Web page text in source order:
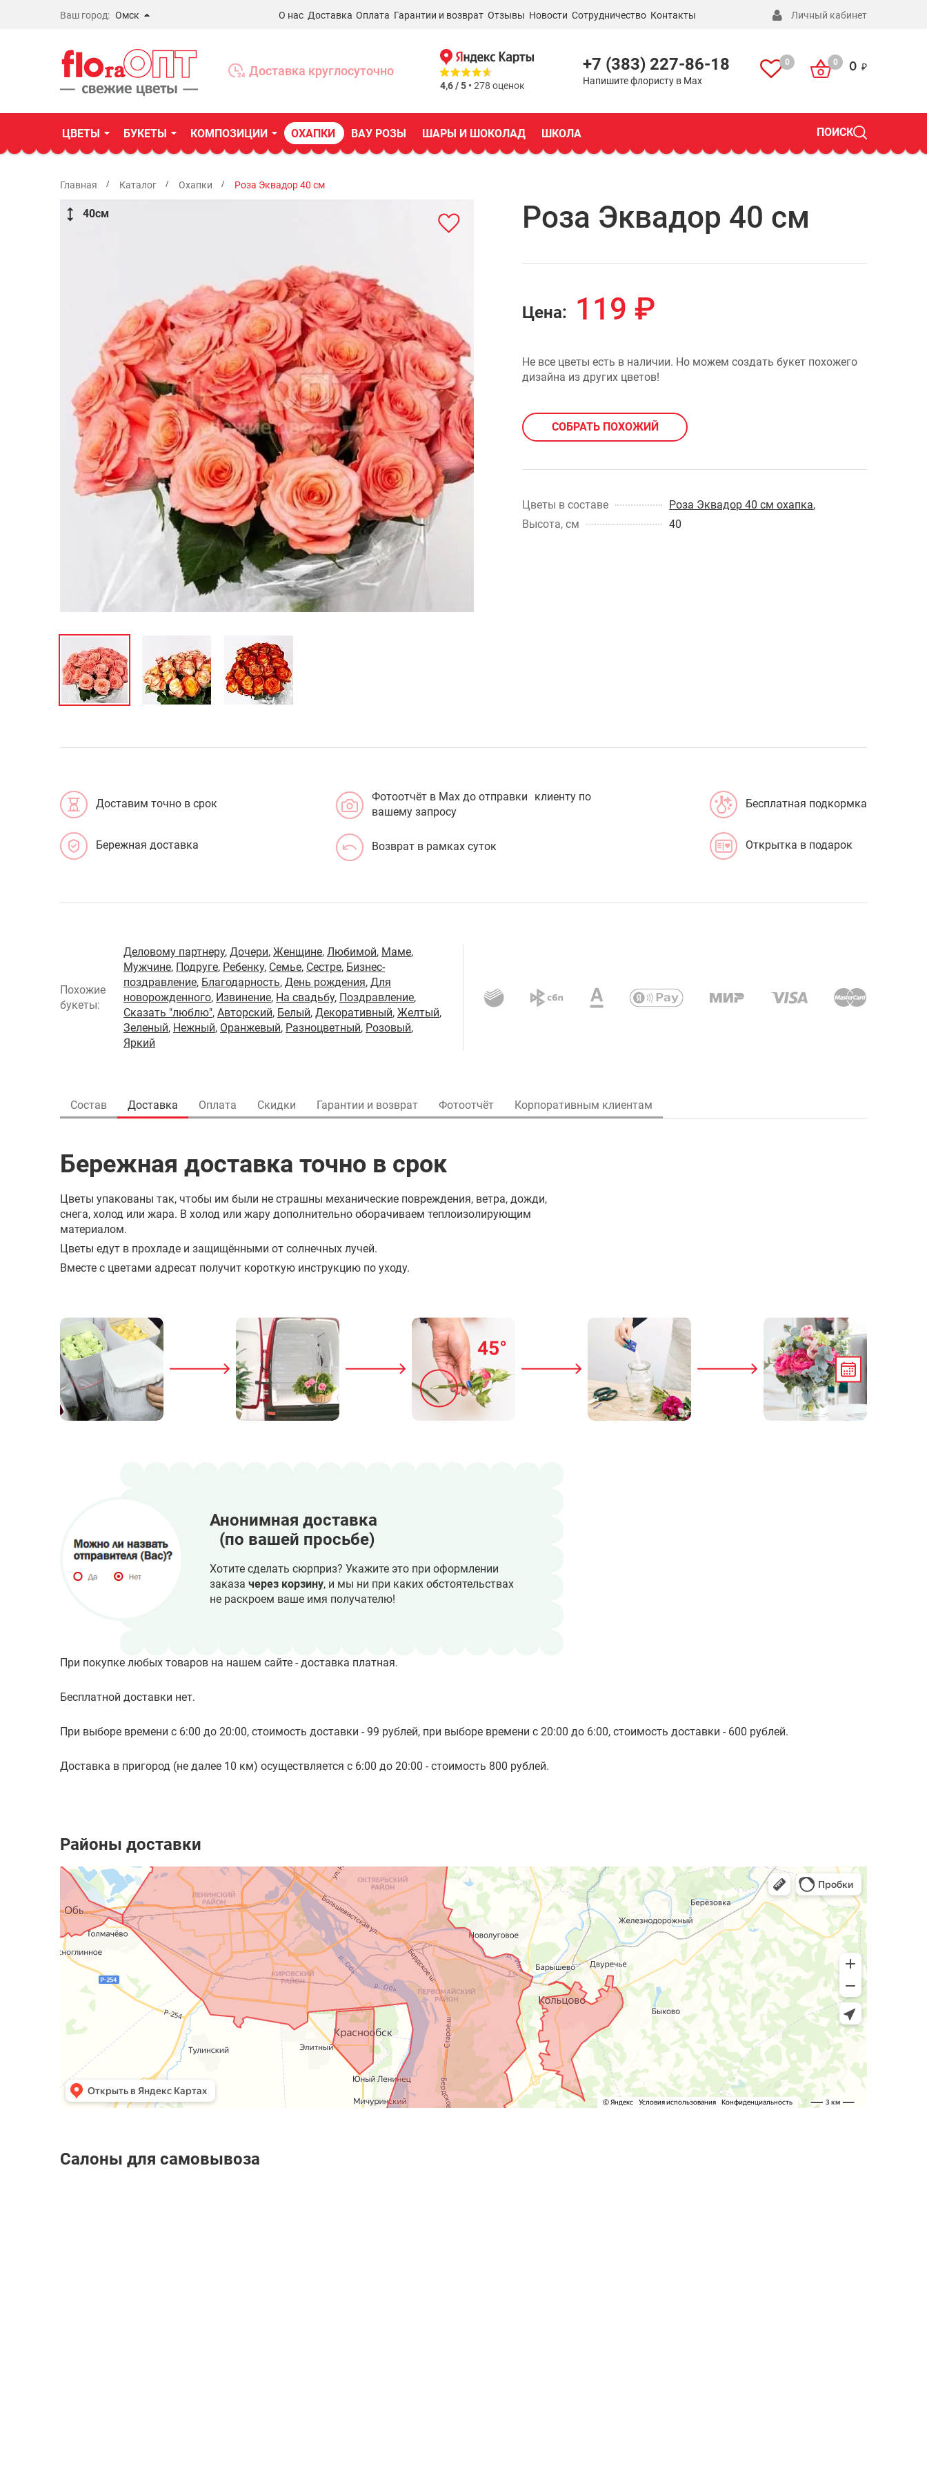
Ваш город: Омск
Бердск
О нас Доставка Оплата Гарантии и возврат Отзывы Новости Сотрудничество Контакты Личный кабинет
Доставка круглосуточно
4,6 / 5 •278 оценок
+7 (383) 227-86-18
Напишите флористу в Max
0 0 0
ЦВЕТЫ БУКЕТЫ КОМПОЗИЦИИ ОХАПКИ ВАУ РОЗЫ ШАРЫ И ШОКОЛАД ШКОЛА ПОИСК
Главная Каталог Охапки Роза Эквадор 40 см
40см Роза Эквадор 40 см
Цена: 119 ₽
Не все цветы есть в наличии. Но можем создать букет похожего
дизайна из других цветов!
СОБРАТЬ ПОХОЖИЙ
Цветы в составе Роза Эквадор 40 см охапка,
Высота, см
40
Доставим точно в срок
Бережная доставка
Фотоотчёт в Max до отправки клиенту по
вашему запросу
Возврат в рамках суток
Бесплатная подкормка
Открытка в подарок
Похожие
букеты:
Деловому партнеру, Дочери, Женщине, Любимой, Маме,
Мужчине, Подруге, Ребенку, Семье, Сестре, Бизнес-
поздравление, Благодарность, День рождения, Для
новорожденного, Извинение, На свадьбу, Поздравление,
Сказать "люблю", Авторский, Белый, Декоративный, Желтый,
Зеленый, Нежный, Оранжевый, Разноцветный, Розовый,
Яркий
Состав Доставка Оплата Скидки Гарантии и возврат Фотоотчёт Корпоративным клиентам
Бережная доставка точно в срок
Цветы упакованы так, чтобы им были не страшны механические повреждения, ветра, дожди,
снега, холод или жара. В холод или жару дополнительно оборачиваем теплоизолирующим
материалом.
Цветы едут в прохладе и защищёнными от солнечных лучей.
Вместе с цветами адресат получит короткую инструкцию по уходу.
Анонимная доставка
(по вашей просьбе)
Хотите сделать сюрприз? Укажите это при оформлении
заказа через корзину, и мы ни при каких обстоятельствах
не раскроем ваше имя получателю!
При покупке любых товаров на нашем сайте - доставка платная.
Бесплатной доставки нет.
При выборе времени с 6:00 до 20:00, стоимость доставки - 99 рублей, при выборе времени с 20:00 до 6:00, стоимость доставки - 600 рублей.
Доставка в пригород (не далее 10 км) осуществляется с 6:00 до 20:00 - стоимость 800 рублей.
Районы доставки
Салоны для самовывоза